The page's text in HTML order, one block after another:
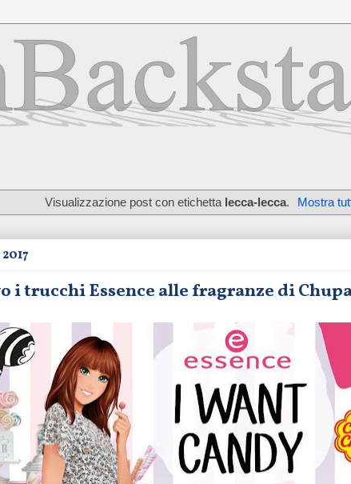
Visualizzazione post con etichetta lecca-lecca. Mostra
i trucchi Essence alle fragranze di